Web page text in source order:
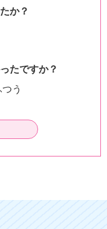
か？
たですか？
う